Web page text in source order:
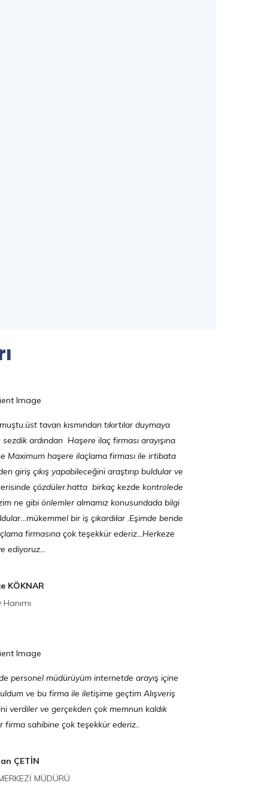
tavan kısmından tıkırtılar duymaya
ardından Haşere ilaç firması arayışına
Maximum haşere ilaçlama firması ile irtibata
giriş çıkış yapabileceğini araştırıp buldular ve
çözdüler.hatta birkaç kezde kontrolede
ne gibi önlemler almamız konusundada bilgi
bir iş çıkardılar .Eşimde bende
firmasına çok teşekkür ederiz...Herkeze
ediyoruz...
KÖKNAR
Hanımı
personel müdürüyüm internetde arayış içine
ve bu firma ile iletişime geçtim Alışveriş
verdiler ve gerçekden çok memnun kaldık
firma sahibine çok teşekkür ederiz..
ÇETİN
MÜDÜRÜ